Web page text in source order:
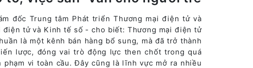
đốc Trung tâm Phát triển Thương mại điện tử và
điện tử và Kinh tế số - cho biết: Thương mại điện tử
là một kênh bán hàng bổ sung, mà đã trở thành
lược, đóng vai trò động lực then chốt trong quá
vi toàn cầu. Đây cũng là lĩnh vực mở ra nhiều